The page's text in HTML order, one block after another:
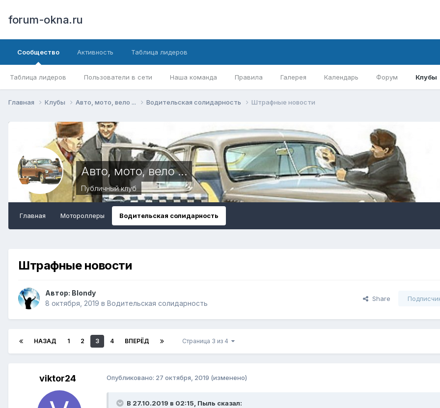
forum-okna.ru
Сообщество
Таблица лидеров Пользователи в сети Наша команда Правила Галерея Календарь Форум Клубы
Активность Таблица лидеров
Главная Клубы Авто, мото, вело ... Водительская солидарность Штрафные новости
Авто, мото, вело ...
Публичный клуб
Главная Мотороллеры Водительская солидарность
Штрафные новости
Автор: Blondy
8 октября, 2019 в Водительская солидарность
Share
НАЗАД 1 2 3 4 ВПЕРЁД Страница 3 из 4
viktor24 Опубликовано: 27 октября, 2019 (изменено)
В 27.10.2019 в 02:15, Пыль сказал: